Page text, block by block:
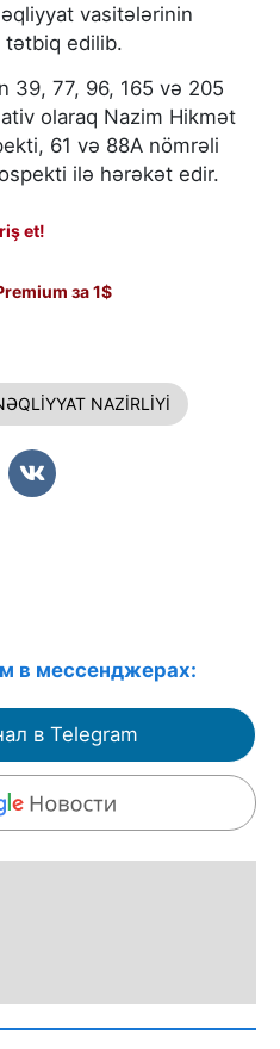
vasitələrinin
edilib.
39, 77, 96, 165 və 205
olaraq Nazim Hikmət
61 və 88A nömrəli
ilə hərəkət edir.
et!
за 1$
NAZİRLİYİ
в мессенджерах:
в Telegram